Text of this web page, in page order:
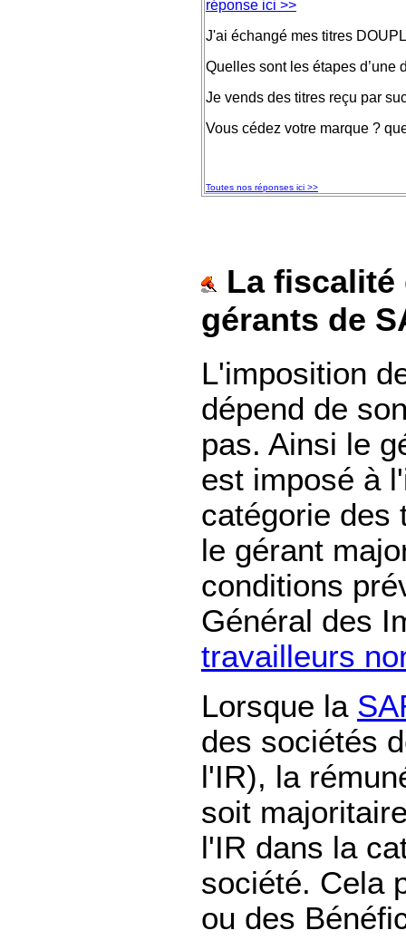
réponse ici >>
J'ai échangé mes titres
Quelles sont les étapes
Je vends des titres reçu par
Vous cédez votre marque ?
Toutes nos réponses ici >>
La fiscalité
gérants de
L'imposition
dépend de
pas. Ainsi le
est imposé à
catégorie des
le gérant
conditions
Général des
travailleurs
Lorsque la
des sociétés
l'IR), la
soit
l'IR dans la
société. Cela
ou des